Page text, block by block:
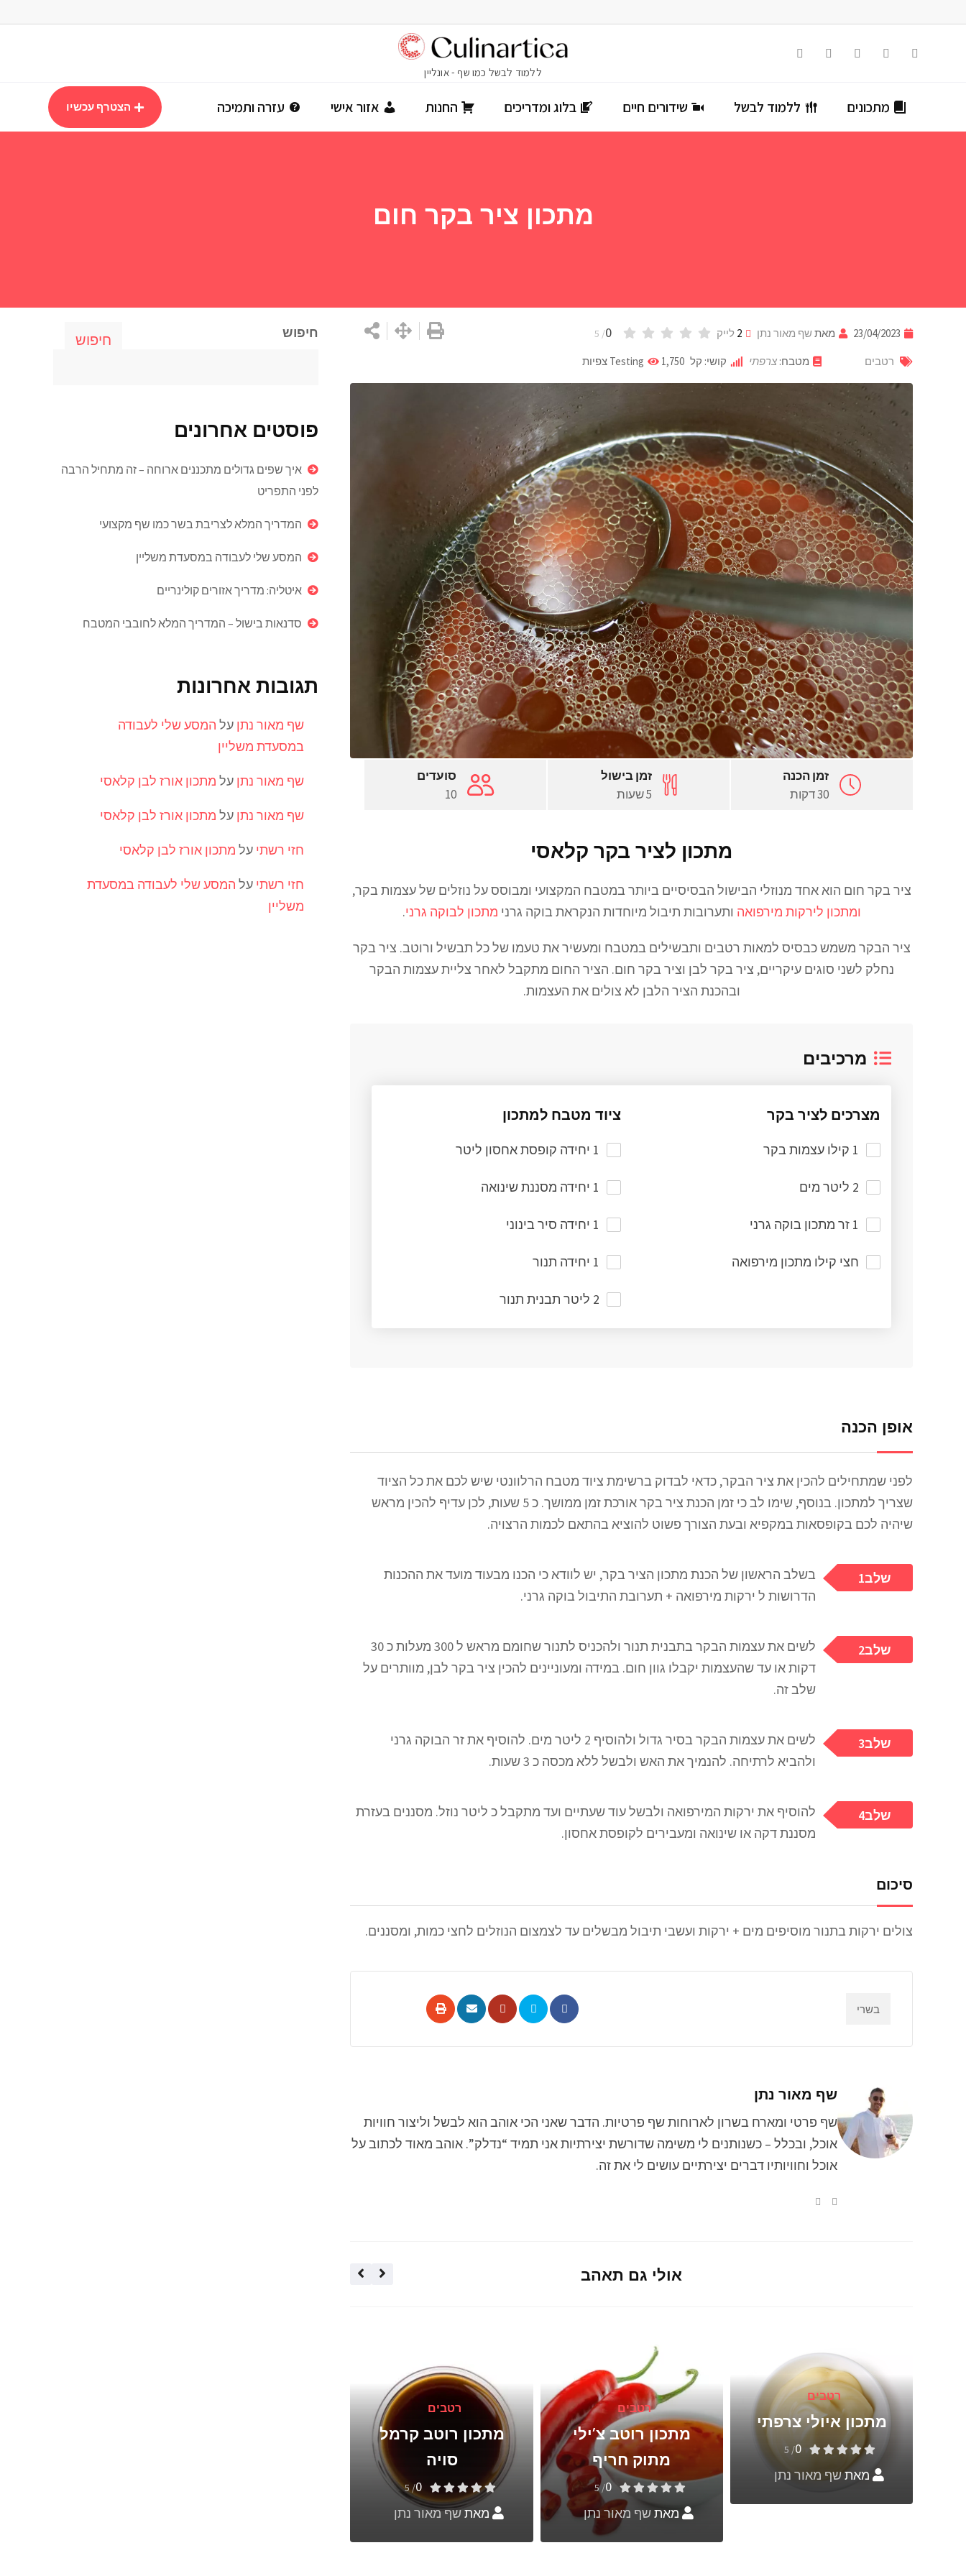
מתכונים ללמוד לבשל שידורים חיים בלוג ומדריכים החנות אזור אישי עזרה ותמיכה הצטרף עכשיו
מתכון ציר בקר חום
23/04/2023 מאתשף מאור נתן 2 לייק 0
/ 5
רטבים מטבח:צרפתי קושי: קל Testing 1,750 צפיות
זמן הכנה
30 דקות
זמן בישול
5 שעות
סועדים
10
מתכון לציר בקר קלאסי
ציר בקר חום הוא אחד מנוזלי הבישול הבסיסיים ביותר במטבח המקצועי ומבוסס על נוזלים של עצמות בקר,
ומתכון לירקות מירפואה ותערובות תיבול מיוחדות הנקראת בוקה גרני מתכון לבוקה גרני.
ציר הבקר משמש כבסיס למאות רטבים ותבשילים במטבח ומעשיר את טעמו של כל תבשיל ורוטב. ציר בקר
נחלק לשני סוגים עיקריים, ציר בקר לבן וציר בקר חום. הציר החום מתקבל לאחר צליית עצמות הבקר
ובהכנת הציר הלבן לא צולים את העצמות.
מרכיבים
מצרכים לציר בקר
1 קילו עצמות בקר
2 ליטר מים
1 זר מתכון בוקה גרני
חצי קילו מתכון מירפואה
ציוד מטבח למתכון
1 יחידה קופסת אחסון ליטר
1 יחידה מסננת שינואה
1 יחידה סיר בינוני
1 יחידה תנור
2 ליטר תבנית תנור
אופן הכנה
לפני שמתחילים להכין את ציר הבקר, כדאי לבדוק ברשימת ציוד מטבח הרלוונטי שיש לכם את כל הציוד
שצריך למתכון. בנוסף, שימו לב כי זמן הכנת ציר בקר אורכת זמן ממושך. כ 5 שעות, לכן עדיף להכין מראש
שיהיה לכם בקופסאות במקפיא ובעת הצורך פשוט להוציא בהתאם לכמות הרצויה.
1שלב
בשלב הראשון של הכנת מתכון הציר בקר, יש לוודא כי הכנו מבעוד מועד את ההכנות
הדרושות ל ירקות מירפואה + תערובת התיבול בוקה גרני.
2שלב
לשים את עצמות הבקר בתבנית תנור ולהכניס לתנור שחומם מראש ל 300 מעלות כ 30
דקות או עד שהעצמות יקבלו גוון חום. במידה ומעוניינים להכין ציר בקר לבן, מוותרים על
שלב זה.
3שלב
לשים את עצמות הבקר בסיר גדול ולהוסיף 2 ליטר מים. להוסיף את זר הבוקה גרני
ולהביא לרתיחה. להנמיך את האש ולבשל ללא מכסה כ 3 שעות.
4שלב
להוסיף את ירקות המירפואה ולבשל עוד שעתיים ועד מתקבל כ ליטר נוזל. מסננים בעזרת
מסננת דקה או שינואה ומעבירים לקופסת אחסון.
סיכום
צולים ירקות בתנור מוסיפים מים + ירקות ועשבי תיבול מבשלים עד לצמצום הנוזלים לחצי כמות, ומסננים.
בשרי
שף מאור נתן
שף פרטי ומארח בשרון לארוחות שף פרטיות. הדבר שאני הכי אוהב הוא לבשל וליצור חוויות
אוכל, ובכלל – כשנותנים לי משימה שדורשת יצירתיות אני תמיד “נדלק”. אוהב מאוד לכתוב על
אוכל וחוויותיו דברים יצירתיים עושים לי את זה.
אולי גם תאהב
רטבים
מתכון איולי צרפתי
0
/ 5
מאתשף מאור נתן
רטבים
מתכון רוטב צ’ילי
מתוק חריף
0
/ 5
מאתשף מאור נתן
רטבים
מתכון רוטב קרמל
סויה
0
/ 5
מאתשף מאור נתן
חיפוש חיפוש
פוסטים אחרונים
איך שפים גדולים מתכננים ארוחה – זה מתחיל הרבה
לפני התפריט
המדריך המלא לצריבת בשר כמו שף מקצועי
המסע שלי לעבודה במסעדת משליין
איטליה: מדריך אזורים קולינריים
סדנאות בישול – המדריך המלא לחובבי המטבח
תגובות אחרונות
שף מאור נתן על המסע שלי לעבודה
במסעדת משליין
שף מאור נתן על מתכון אורז לבן קלאסי
שף מאור נתן על מתכון אורז לבן קלאסי
חזי רשתי על מתכון אורז לבן קלאסי
חזי רשתי על המסע שלי לעבודה במסעדת
משליין